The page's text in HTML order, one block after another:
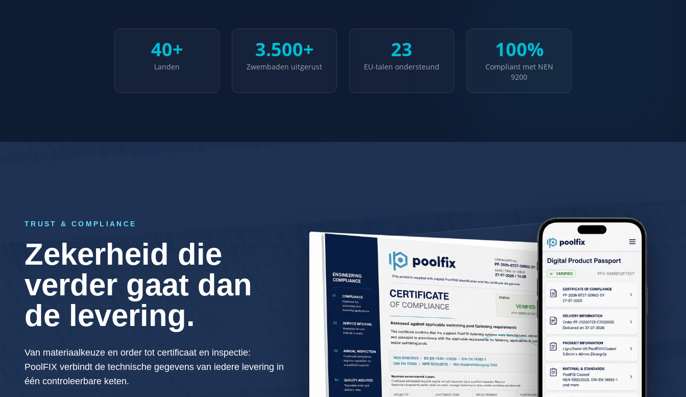
40+
Landen
3.500+
Zwembaden uitgerust
23
EU-talen ondersteund
100%
Compliant met NEN
9200
TRUST & COMPLIANCE
Zekerheid die
verder gaat dan
de levering.
Van materiaalkeuze en order tot certificaat en inspectie:
PoolFIX verbindt de technische gegevens van iedere levering in
één controleerbare keten.